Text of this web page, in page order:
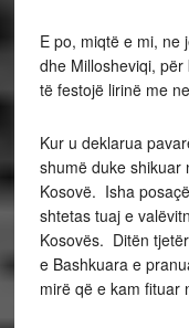
E po, miqtë e mi, ne
dhe Millosheviqi,
të festojë lirinë me
Kur u deklarua
shumë duke shikuar
Kosovë. Isha
shtetas tuaj e
Kosovës. Ditën
e Bashkuara e
mirë që e kam fituar